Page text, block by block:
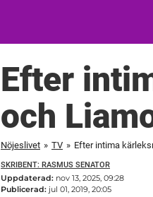
Efter
och
Nöjeslivet » TV » Efter intima
SKRIBENT: RASMUS SENATOR
Uppdaterad: nov 13, 2025, 09:28
Publicerad: jul 01, 2019, 20:05